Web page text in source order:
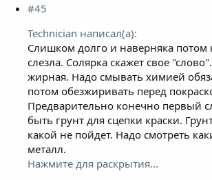
#45
Technician написал(а):
Слишком долго и наверняка потом
слезла. Солярка скажет свое
жирная. Надо смывать химией
потом обезжиривать перед
Предварительно конечно первый
быть грунт для сцепки краски.
какой не пойдет. Надо смотреть
металл.
Нажмите для раскрытия...